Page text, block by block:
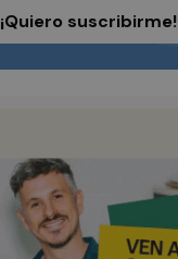
¡Quiero suscribirme!